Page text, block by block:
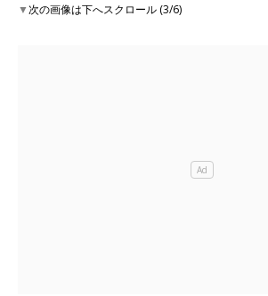
▼次の画像は下へスクロール (3/6)